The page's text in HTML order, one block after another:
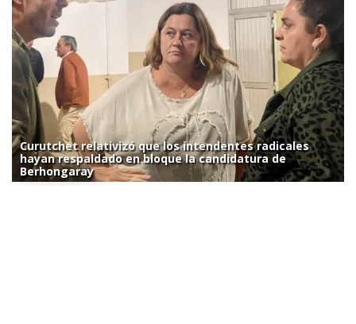
Curutchet relativizó que los intendentes radicales
hayan respaldado en bloque la candidatura de
Berhongaray